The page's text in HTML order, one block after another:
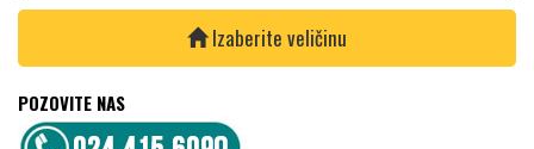
Izaberite veličinu
POZOVITE NAS